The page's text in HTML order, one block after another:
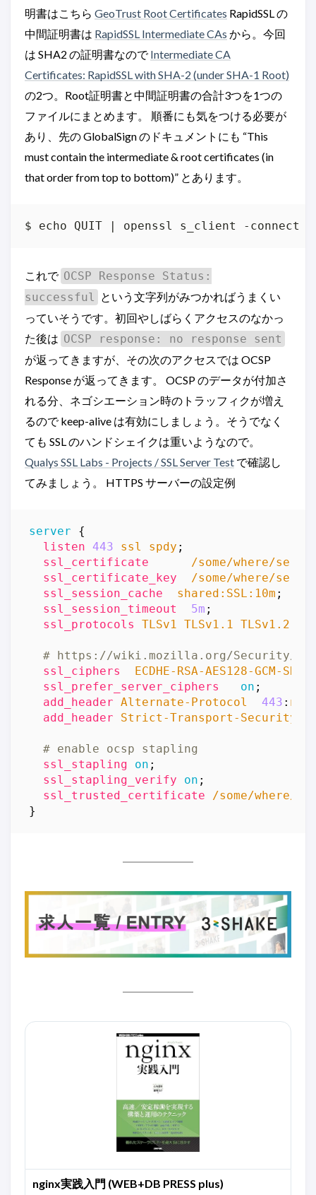
明書はこちら GeoTrust Root Certificates RapidSSL の
中間証明書は RapidSSL Intermediate CAs から。今回
は SHA2 の証明書なのでIntermediate CA
Certificates: RapidSSL with SHA-2 (under SHA-1 Root)
の2つ。Root証明書と中間証明書の合計3つを1つの
ファイルにまとめます。 順番にも気をつける必要が
あり、先の GlobalSign のドキュメントにも “This
must contain the intermediate & root certificates (in
that order from top to bottom)” とあります。
$ echo QUIT | openssl s_client -
これで OCSP Response Status:
successful という文字列がみつかればうまくい
っていそうです。初回やしばらくアクセスのなかっ
た後は OCSP response: no response sent
が返ってきますが、その次のアクセスでは OCSP
Response が返ってきます。 OCSP のデータが付加さ
れる分、ネゴシエーション時のトラッフィクが増え
るので keep-alive は有効にしましょう。そうでなく
ても SSL のハンドシェイクは重いようなので。
Qualys SSL Labs - Projects / SSL Server Test で確認し
てみましょう。 HTTPS サーバーの設定例
server
{
listen 443 ssl spdy ;
ssl_certificate
/some/where/
ssl_certificate_key
/some/where/
ssl_session_cache
shared:SSL:10m ;
ssl_session_timeout
5m ;
ssl_protocols
TLSv1 TLSv1.1 TLSv1.2
ssl_ciphers
ECDHE-RSA-AES128-GCM-
ssl_prefer_server_ciphers
on ;
add_header Alternate-Protocol 443 :
add_header
Strict-Transport-Security
ssl_stapling
on ;
ssl_stapling_verify
on ;
ssl_trusted_certificate
/some/where/
}
nginx実践入門 (WEB+DB PRESS plus)